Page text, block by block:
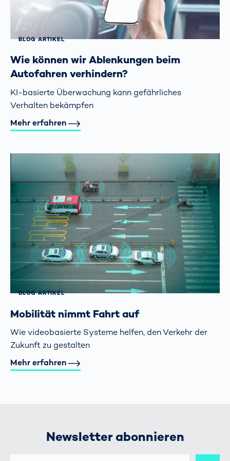
BLOG ARTIKEL
Wie können wir Ablenkungen beim
Autofahren verhindern?
KI-basierte Überwachung kann gefährliches
Verhalten bekämpfen
Mehr erfahren
BLOG ARTIKEL
Mobilität nimmt Fahrt auf
Wie videobasierte Systeme helfen, den Verkehr der
Zukunft zu gestalten
Mehr erfahren
Newsletter abonnieren